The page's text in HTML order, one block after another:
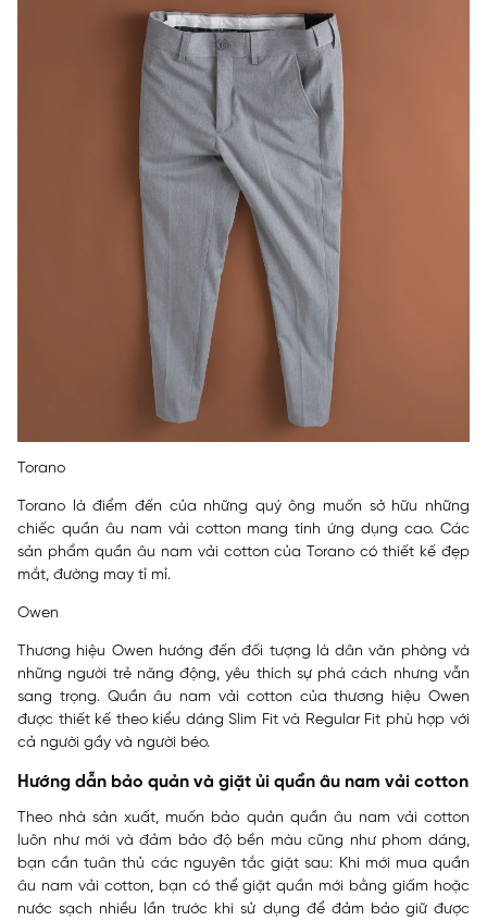
Torano
Torano là điểm đến của những quý ông muốn sở hữu những
chiếc quần âu nam vải cotton mang tính ứng dụng cao. Các
sản phẩm quần âu nam vải cotton của Torano có thiết kế đẹp
mắt, đường may tỉ mỉ.
Owen
Thương hiệu Owen hướng đến đối tượng là dân văn phòng và
những người trẻ năng động, yêu thích sự phá cách nhưng vẫn
sang trọng. Quần âu nam vải cotton của thương hiệu Owen
được thiết kế theo kiểu dáng Slim Fit và Regular Fit phù hợp với
cả người gầy và người béo.
Hướng dẫn bảo quản và giặt ủi quần âu nam vải cotton
Theo nhà sản xuất, muốn bảo quản quần âu nam vải cotton
luôn như mới và đảm bảo độ bền màu cũng như phom dáng,
bạn cần tuân thủ các nguyên tắc giặt sau: Khi mới mua quần
âu nam vải cotton, bạn có thể giặt quần mới bằng giấm hoặc
nước sạch nhiều lần trước khi sử dụng để đảm bảo giữ được